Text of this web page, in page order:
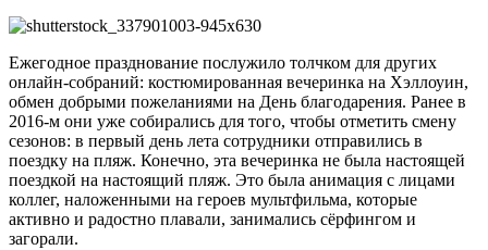
Ежегодное празднование послужило толчком для других
онлайн-собраний: костюмированная вечеринка на Хэллоуин,
обмен добрыми пожеланиями на День благодарения. Ранее в
2016-м они уже собирались для того, чтобы отметить смену
сезонов: в первый день лета сотрудники отправились в
поездку на пляж. Конечно, эта вечеринка не была настоящей
поездкой на настоящий пляж. Это была анимация с лицами
коллег, наложенными на героев мультфильма, которые
активно и радостно плавали, занимались сёрфингом и
загорали.